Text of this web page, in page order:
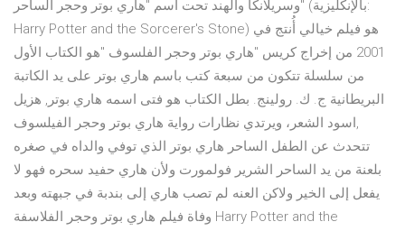
وسريلانكا والهند تحت اسم "هاري بوتر وحجر الساحر" (بالإنكليزية:
Harry Potter and the Sorcerer's Stone) هو فيلم خيالي أُنتج في
2001 من إخراج كريس "هاري بوتر وحجر الفلسوف "هو الكتاب الأول
من سلسلة تتكون من سبعة كتب باسم هاري بوتر على يد الكاتبة
البريطانية ج. ك. رولينج. بطل الكتاب هو فتى اسمه هاري بوتر, هزيل
,اسود الشعر، ويرتدي نظارات رواية هاري بوتر وحجر الفيلسوف
تتحدث عن الطفل الساحر هاري بوتر الذي توفي والداه في صغره
بلعنة من يد الساحر الشرير فولمورت ولأن هاري حفيد سحره فهو لا
يفعل إلى الخير ولاكن العنه لم تصب هاري إلى بندبة في جبهته وبعد
وفاة فيلم هاري بوتر وحجر الفلاسفة Harry Potter and the